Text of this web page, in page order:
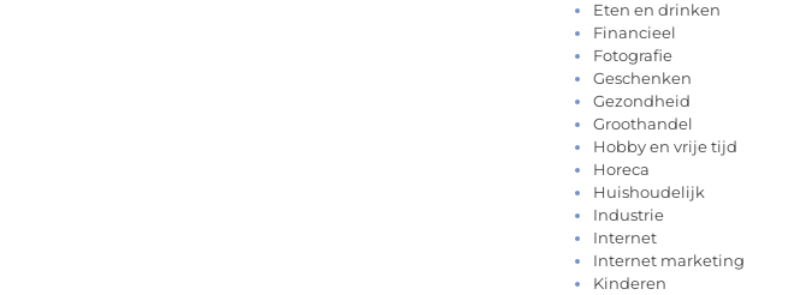
Eten en drinken
Financieel
Fotografie
Geschenken
Gezondheid
Groothandel
Hobby en vrije tijd
Horeca
Huishoudelijk
Industrie
Internet
Internet marketing
Kinderen